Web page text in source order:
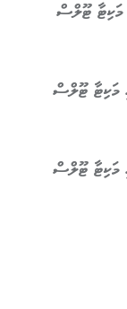
އަގުހުރި މަކިޓާ ޓޫލްސް
އަގުހުރި މަކިޓާ ޓޫލްސް
އަގުހުރި މަކިޓާ ޓޫލްސް